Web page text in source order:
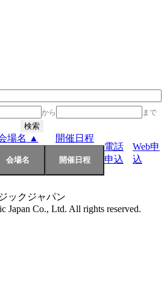
から まで
場名 ▲
開催日程
電話
申込
Web申
込
ックジャパン
Japan Co., Ltd. All rights reserved.